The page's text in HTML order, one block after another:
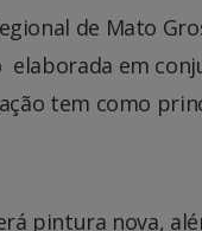
de Mato
elaborada em
tem como
pintura nova,